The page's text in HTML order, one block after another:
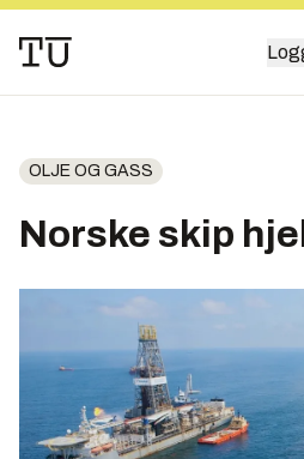
OLJE OG GASS
Norske skip